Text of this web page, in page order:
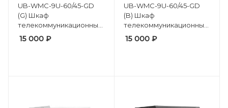
UB-WMC-9U-60/45-GD
(G) Шкаф
телекоммуникационный
настенный 19" 9U,
15 000 ₽
UB-WMC-9U-60/45-GD
(B) Шкаф
телекоммуникационный
настенный 19" 9U,
15 000₽